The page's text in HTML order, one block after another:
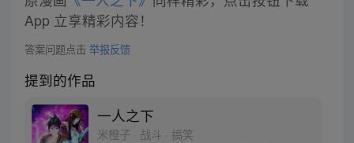
App 立享精彩内容！
答案问题点击 举报反馈
提到的作品
一人之下
米橙子 · 战斗 · 搞笑